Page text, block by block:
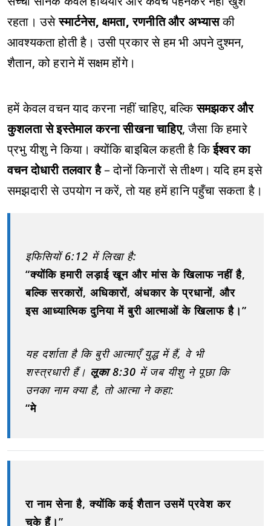
रहता। उसेस्मार्टनेस, क्षमता, रणनीति और अभ्यासकी
आवश्यकता होती है। उसी प्रकार से हम भी अपने दुश्मन,
शैतान, को हराने में सक्षम होंगे।
हमें केवल वचन याद करना नहीं चाहिए, बल्किसमझकर और
कुशलता से इस्तेमाल करना सीखना चाहिए, जैसा कि हमारे
प्रभु यीशु ने किया। क्योंकि बाइबिल कहती है किईश्वर का
वचन दोधारी तलवार है– दोनों किनारों से तीक्ष्ण। यदि हम इसे
समझदारी से उपयोग न करें, तो यह हमें हानि पहुँचा सकता है।
इफिसियों 6:12 में लिखा है:
“क्योंकि हमारी लड़ाई खून और मांस के खिलाफ नहीं है,
बल्कि सरकारों, अधिकारों, अंधकार के प्रधानों, और
इस आध्यात्मिक दुनिया में बुरी आत्माओं के खिलाफ है।”
यह दर्शाता है कि बुरी आत्माएँ युद्ध में हैं, वे भी
शस्त्रधारी हैं। लूका 8:30 में जब यीशु ने पूछा कि
उनका नाम क्या है, तो आत्मा ने कहा:
“मे
रा नाम सेना है, क्योंकि कई शैतान उसमें प्रवेश कर
चुके हैं।”